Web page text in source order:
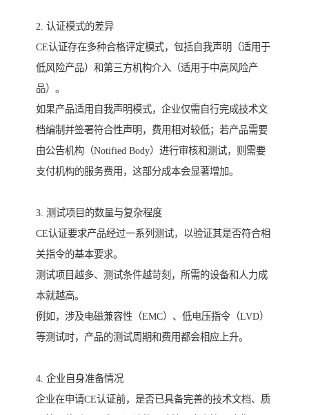
2. 认证模式的差异
CE认证存在多种合格评定模式，包括自我声明（适用于
低风险产品）和第三方机构介入（适用于中高风险产
品）。
如果产品适用自我声明模式，企业仅需自行完成技术文
档编制并签署符合性声明，费用相对较低；若产品需要
由公告机构（Notified Body）进行审核和测试，则需要
支付机构的服务费用，这部分成本会显著增加。
3. 测试项目的数量与复杂程度
CE认证要求产品经过一系列测试，以验证其是否符合相
关指令的基本要求。
测试项目越多、测试条件越苛刻，所需的设备和人力成
本就越高。
例如，涉及电磁兼容性（EMC）、低电压指令（LVD）
等测试时，产品的测试周期和费用都会相应上升。
4. 企业自身准备情况
企业在申请CE认证前，是否已具备完善的技术文档、质